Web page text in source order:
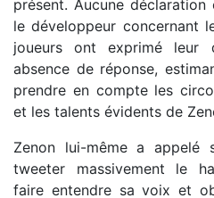
présent. Aucune
le développeur concernant
joueurs ont exprimé leur
absence de réponse,
prendre en compte les
et les talents évidents de
Zenon lui-même a appelé
tweeter massivement le
faire entendre sa voix et